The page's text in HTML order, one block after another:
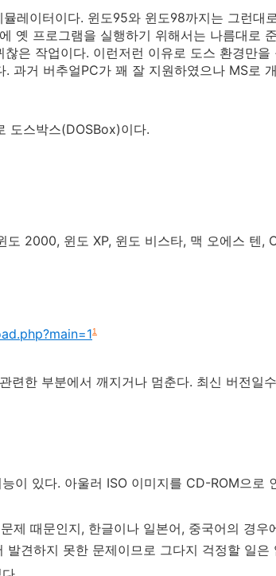
레이터이다. 윈도95와 윈도98까지는 그런대
옛 프로그램을 실행하기 위해서는 나름대로
은 작업이다. 이런저런 이유로 도스 환경만
과거 버추얼PC가 꽤 잘 지원하였으나 MS로
도스박스(DOSBox)이다.
2000, 윈도 XP, 윈도 비스타, 맥 오에스 텐,
1
련한 부분에서 깨지거나 멈춘다. 최신 버전일
이 있다. 아울러 ISO 이미지를 CD-ROM으로
제 때문인지, 한글이나 일본어, 중국어의 경우
견하지 못한 문제이므로 그다지 걱정할 일은